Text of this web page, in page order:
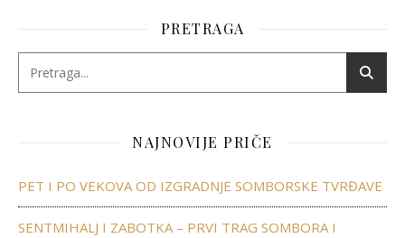
PRETRAGA
NAJNOVIJE PRIČE
PET I PO VEKOVA OD IZGRADNJE SOMBORSKE TVRĐAVE
SENTMIHALJ I ZABOTKA – PRVI TRAG SOMBORA I